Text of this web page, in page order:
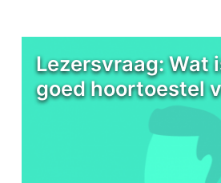
Lezersvraag: Wat
goed hoortoestel